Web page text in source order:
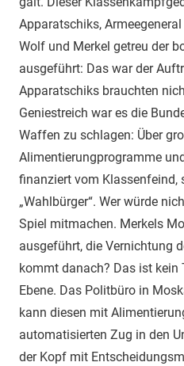
Apparatschiks,
Wolf und Merkel getreu der
ausgeführt: Das war der
Apparatschiks brauchten
Geniestreich war es die
Waffen zu schlagen: Über
Alimentierungprogramme
finanziert vom Klassenfeind,
„Wahlbürger“. Wer würde
Spiel mitmachen. Merkels
ausgeführt, die Vernichtung
kommt danach? Das ist
Ebene. Das Politbüro in
kann diesen mit
automatisierten Zug in den
der Kopf mit